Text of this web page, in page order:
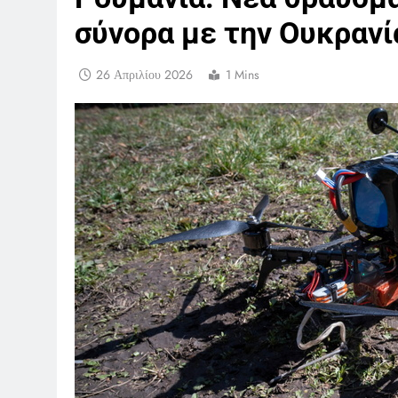
σύνορα με την
26 Απριλίου 2026 1 Mins